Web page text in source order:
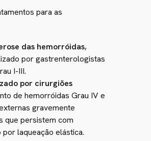
para as
das hemorróidas,
por gastrenterologistas
I-III.
por cirurgiões
de hemorróidas Grau IV e
gravemente
que persistem com
laqueação elástica.